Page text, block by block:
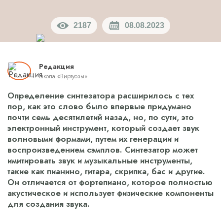
2187 08.08.2023
Определение синтезатора расширилось с тех
пор, как это слово было впервые придумано
почти семь десятилетий назад, но, по сути, это
электронный инструмент, который создает звук
волновыми формами, путем их генерации и
воспроизведением сэмплов. Синтезатор может
имитировать звук и музыкальные инструменты,
такие как пианино, гитара, скрипка, бас и другие.
Он отличается от фортепиано, которое полностью
акустическое и использует физические компоненты
для создания звука.
Редакция
школа «Виртуозы»